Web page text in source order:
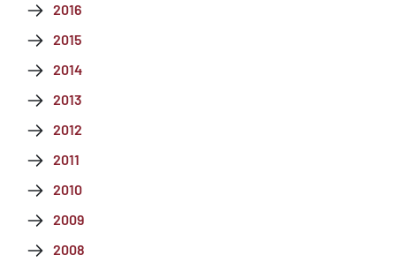
2016
2015
2014
2013
2012
2011
2010
2009
2008